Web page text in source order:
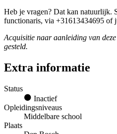
Heb je vragen? Dat kan natuurlijk.
functionaris, via +31613434695 of
Acquisitie naar aanleiding van
gesteld.
Extra informatie
Status
Inactief
Opleidingsniveaus
Middelbare school
Plaats